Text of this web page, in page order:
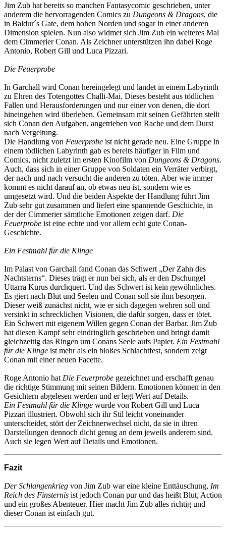
Jim Zub hat bereits so manchen Fantasycomic geschrieben, unter
anderem die hervorragenden Comics zu Dungeons & Dragons, die
in Baldur´s Gate, dem hohen Norden und sogar in einer anderen
Dimension spielen. Nun also widmet sich Jim Zub ein weiteres Mal
dem Cimmerier Conan. Als Zeichner unterstützen ihn dabei Roge
Antonio, Robert Gill und Luca Pizzari.
Die Feuerprobe
In Garchall wird Conan hereingelegt und landet in einem Labyrinth
zu Ehren des Totengottes Challi-Mai. Dieses besteht aus tödlichen
Fallen und Herausforderungen und nur einer von denen, die dort
hineingehen wird überleben. Gemeinsam mit seinen Gefährten stellt
sich Conan den Aufgaben, angetrieben von Rache und dem Durst
nach Vergeltung.
Die Handlung von Feuerprobe ist nicht gerade neu. Eine Gruppe in
einem tödlichen Labyrinth gab es bereits häufiger in Film und
Comics, nicht zuletzt im ersten Kinofilm von Dungeons & Dragons.
Auch, dass sich in einer Gruppe von Soldaten ein Verräter verbirgt,
der nach und nach versucht die anderen zu töten. Aber wie immer
kommt es nicht darauf an, ob etwas neu ist, sondern wie es
umgesetzt wird. Und die beiden Aspekte der Handlung führt Jim
Zub sehr gut zusammen und liefert eine spannende Geschichte, in
der der Cimmerier sämtliche Emotionen zeigen darf. Die
Feuerprobe ist eine echte und vor allem echt gute Conan-
Geschichte.
Ein Festmahl für die Klinge
Im Palast von Garchall fand Conan das Schwert „Der Zahn des
Nachtsterns“. Dieses trägt er nun bei sich, als er den Dschungel
Uttarra Kurus durchquert. Und das Schwert ist kein gewöhnliches.
Es giert nach Blut und Seelen und Conan soll sie ihm besorgen.
Dieser weiß zunächst nicht, wie er sich dagegen wehren soll und
versinkt in schrecklichen Visionen, die dafür sorgen, dass er tötet.
Ein Schwert mit eigenem Willen gegen Conan der Barbar. Jim Zub
hat diesen Kampf sehr eindringlich geschrieben und bringt damit
gleichzeitig das Ringen um Conans Seele aufs Papier. Ein Festmahl
für die Klinge ist mehr als ein bloßes Schlachtfest, sondern zeigt
Conan mit einer neuen Facette.
Roge Antonio hat Die Feuerprobe gezeichnet und erschafft genau
die richtige Stimmung mit seinen Bildern. Emotionen können in den
Gesichtern abgelesen werden und er legt Wert auf Details.
Ein Festmahl für die Klinge wurde von Robert Gill und Luca
Pizzari illustriert. Obwohl sich ihr Stil leicht voneinander
unterscheidet, stört der Zeichnerwechsel nicht, da sie in ihren
Darstellungen dennoch dicht genug an dem jeweils anderem sind.
Auch sie legen Wert auf Details und Emotionen.
Fazit
Der Schlangenkrieg von Jim Zub war eine kleine Enttäuschung, Im
Reich des Finsternis ist jedoch Conan pur und das heißt Blut, Action
und ein großes Abenteuer. Hier macht Jim Zub alles richtig und
dieser Conan ist einfach gut.